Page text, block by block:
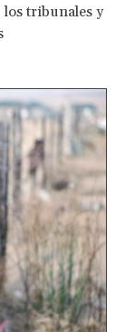
los tribunales y